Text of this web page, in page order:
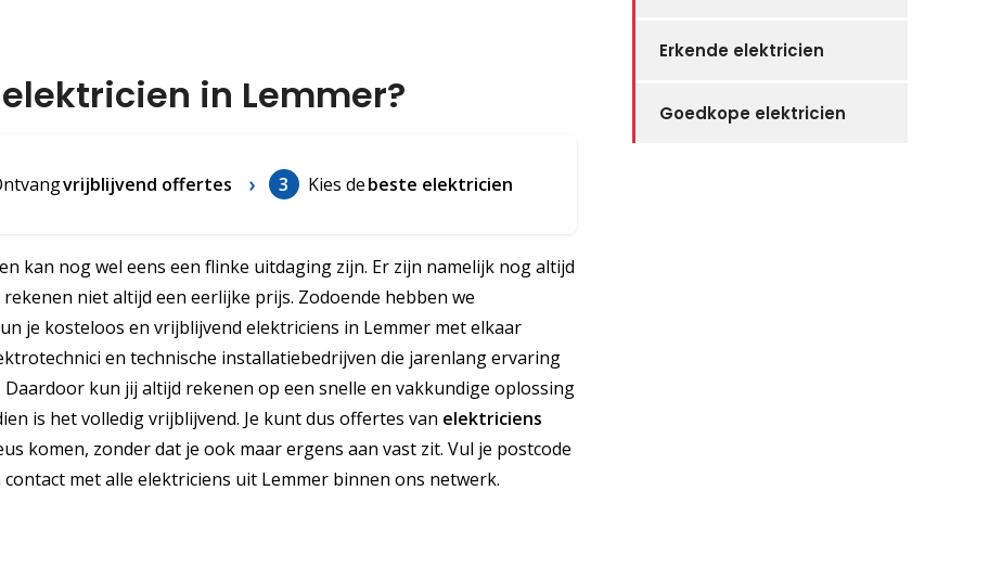
in Lemmer?
vrijblijvend offertes 3 Kies debeste elektricien
kan nog wel eens een flinke uitdaging zijn. Er zijn namelijk nog altijd
niet altijd een eerlijke prijs. Zodoende hebben we
je kosteloos en vrijblijvend elektriciens in Lemmer met elkaar
en technische installatiebedrijven die jarenlang ervaring
kun jij altijd rekenen op een snelle en vakkundige oplossing
is het volledig vrijblijvend. Je kunt dus offertes van elektriciens
komen, zonder dat je ook maar ergens aan vast zit. Vul je postcode
met alle elektriciens uit Lemmer binnen ons netwerk.
Erkende elektricien
Goedkope elektricien